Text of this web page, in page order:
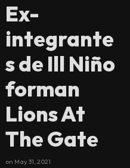
Ex-
integrante
s de Ill Niño
forman
Lions At
The Gate
on May 31, 2021